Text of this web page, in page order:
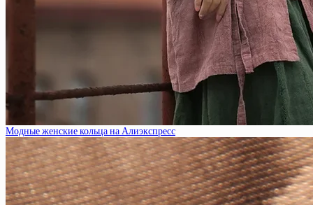
Модные женские кольца на Алиэкспресс